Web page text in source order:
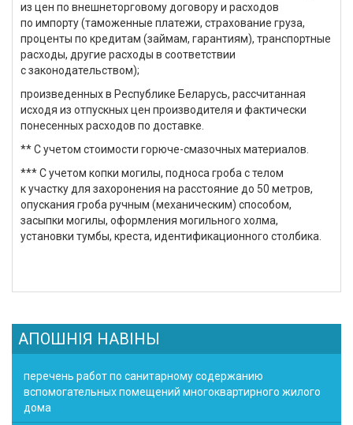
из цен по внешнеторговому договору и расходов
по импорту (таможенные платежи, страхование груза,
проценты по кредитам (займам, гарантиям), транспортные
расходы, другие расходы в соответствии
с законодательством);
произведенных в Республике Беларусь, рассчитанная
исходя из отпускных цен производителя и фактически
понесенных расходов по доставке.
** С учетом стоимости горюче-смазочных материалов.
*** С учетом копки могилы, подноса гроба с телом
к участку для захоронения на расстояние до 50 метров,
опускания гроба ручным (механическим) способом,
засыпки могилы, оформления могильного холма,
установки тумбы, креста, идентификационного столбика.
АПОШНІЯ НАВІНЫ
перечень работ по санитарному содержанию
вспомогательных помещений многоквартирного жилого
дома